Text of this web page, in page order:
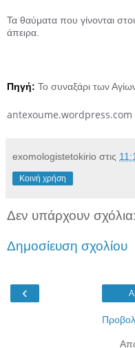
Τα θαύματα που γίνονται
άπειρα.
Πηγή: Το συναξάρι των
antexoume.wordpress.com
exomologistetokirio στις
Κοινή χρήση
Δεν υπάρχουν σχόλια:
Δημοσίευση σχολίου
‹